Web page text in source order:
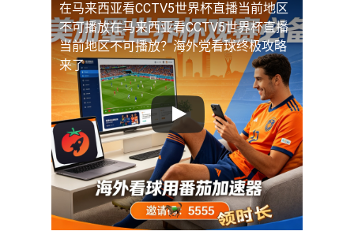
在马来西亚看CCTV5世界杯直播当前地区
不可播放在马来西亚看CCTV5世界杯直播
当前地区不可播放？海外党看球终极攻略
来了